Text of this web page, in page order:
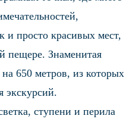
и просто красивых мест,
пещере. Знаменитая
650 метров, из которых
экскурсий.
ступени и перила